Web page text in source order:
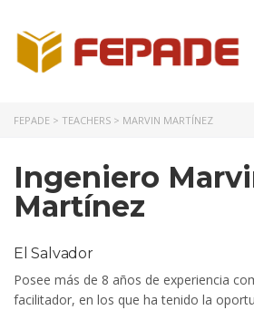
FEPADE > TEACHERS > MARVIN MARTÍNEZ
Ingeniero
Martínez
El Salvador
Posee más de 8 años de experiencia
facilitador, en los que ha tenido la